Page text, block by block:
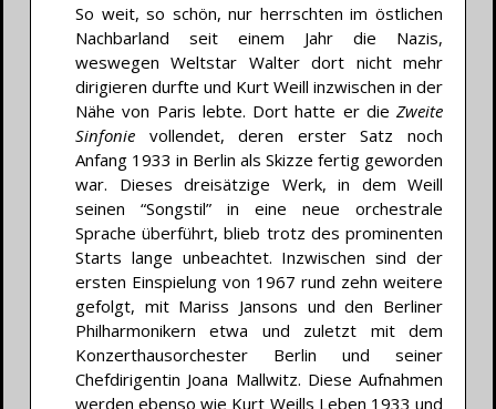
So weit, so schön, nur herrschten im östlichen
Nachbarland seit einem Jahr die Nazis,
weswegen Weltstar Walter dort nicht mehr
dirigieren durfte und Kurt Weill inzwischen in der
Nähe von Paris lebte. Dort hatte er die Zweite
Sinfonie vollendet, deren erster Satz noch
Anfang 1933 in Berlin als Skizze fertig geworden
war. Dieses dreisätzige Werk, in dem Weill
seinen “Songstil” in eine neue orchestrale
Sprache überführt, blieb trotz des prominenten
Starts lange unbeachtet. Inzwischen sind der
ersten Einspielung von 1967 rund zehn weitere
gefolgt, mit Mariss Jansons und den Berliner
Philharmonikern etwa und zuletzt mit dem
Konzerthausorchester Berlin und seiner
Chefdirigentin Joana Mallwitz. Diese Aufnahmen
werden ebenso wie Kurt Weills Leben 1933 und